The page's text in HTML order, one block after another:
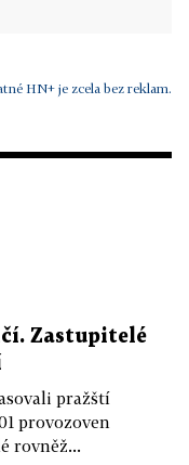
HN+ je zcela bez reklam.
Zastupitelé
pražští
provozoven
rovněž...